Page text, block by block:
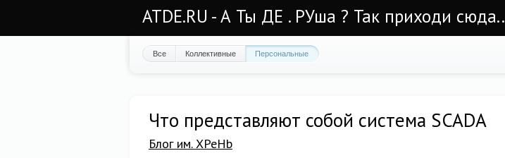
ATDE.RU - А Ты ДЕ . РУша ? Так приходи сюда..
Все Коллективные Персональные
Что представляют собой система SCADA
Блог им. XPeHb